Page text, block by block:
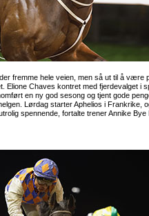
fremme hele veien, men så ut til å være
Elione Chaves kontret med fjerdevalget i
en ny god sesong og tjent gode
Lørdag starter Aphelios i Frankrike,
spennende, fortalte trener Annike Bye